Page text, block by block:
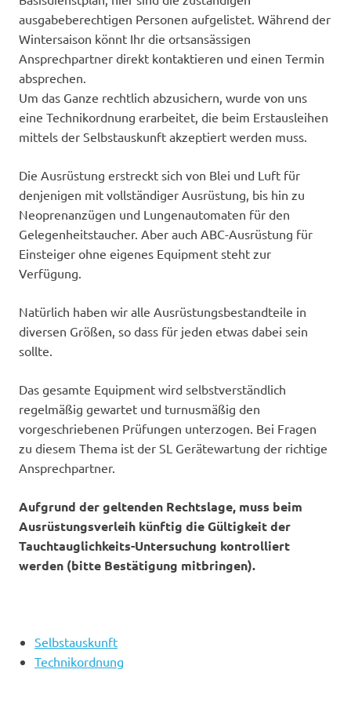
ausgabeberechtigen Personen aufgelistet. Während der
Wintersaison könnt Ihr die ortsansässigen
Ansprechpartner direkt kontaktieren und einen Termin
absprechen.
Um das Ganze rechtlich abzusichern, wurde von uns
eine Technikordnung erarbeitet, die beim Erstausleihen
mittels der Selbstauskunft akzeptiert werden muss.
Die Ausrüstung erstreckt sich von Blei und Luft für
denjenigen mit vollständiger Ausrüstung, bis hin zu
Neoprenanzügen und Lungenautomaten für den
Gelegenheitstaucher. Aber auch ABC-Ausrüstung für
Einsteiger ohne eigenes Equipment steht zur
Verfügung.
Natürlich haben wir alle Ausrüstungsbestandteile in
diversen Größen, so dass für jeden etwas dabei sein
sollte.
Das gesamte Equipment wird selbstverständlich
regelmäßig gewartet und turnusmäßig den
vorgeschriebenen Prüfungen unterzogen. Bei Fragen
zu diesem Thema ist der SL Gerätewartung der richtige
Ansprechpartner.
Aufgrund der geltenden Rechtslage, muss beim
Ausrüstungsverleih künftig die Gültigkeit der
Tauchtauglichkeits-Untersuchung kontrolliert
werden (bitte Bestätigung mitbringen).
Selbstauskunft
Technikordnung